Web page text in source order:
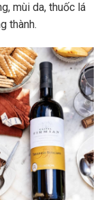
mùi da, thuốc lá
thành.